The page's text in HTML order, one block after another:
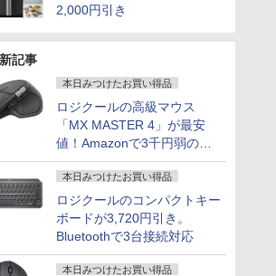
2,000円引き
記事
本日みつけたお買い得品
ロジクールの高級マウス
「MX MASTER 4」が最安
値！Amazonで3千円弱の割
引
本日みつけたお買い得品
ロジクールのコンパクトキー
ボードが3,720円引き。
Bluetoothで3台接続対応
本日みつけたお買い得品